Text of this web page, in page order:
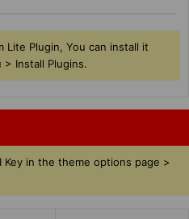
Plugin, You can install it
Install Plugins.
in the theme options page >